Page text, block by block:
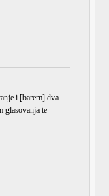
i [barem] dva
glasovanja te